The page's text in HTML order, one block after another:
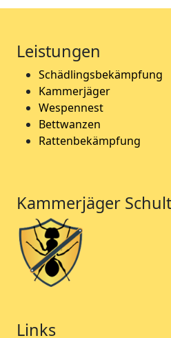
Leistungen
Schädlingsbekämpfung
Kammerjäger
Wespennest
Bettwanzen
Rattenbekämpfung
Kammerjäger
Links